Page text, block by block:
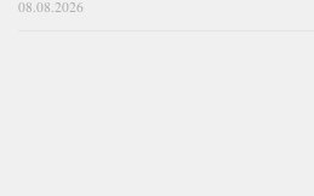
08.08.2026